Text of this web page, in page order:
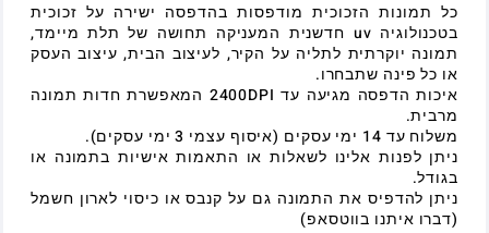
כל תמונות הזכוכית מודפסות בהדפסה ישירה על זכוכית
בטכנולוגיה uv חדשנית המעניקה תחושה של תלת מיימד,
תמונה יוקרתית לתליה על הקיר, לעיצוב הבית, עיצוב העסק
או כל פינה שתבחרו.
איכות הדפסה מגיעה עד 2400DPI המאפשרת חדות תמונה
מרבית.
משלוח עד 14 ימי עסקים (איסוף עצמי 3 ימי עסקים).
ניתן לפנות אלינו לשאלות או התאמות אישיות בתמונה או
בגודל.
ניתן להדפיס את התמונה גם על קנבס או כיסוי לארון חשמל
(דברו איתנו בווטסאפ)